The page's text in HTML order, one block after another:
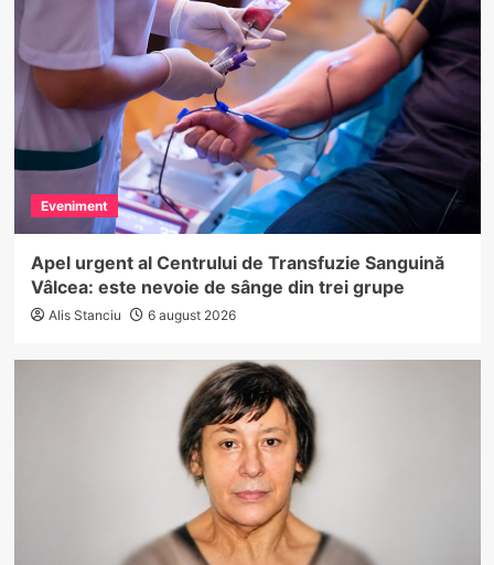
Eveniment
Apel urgent al Centrului de Transfuzie Sanguină
Vâlcea: este nevoie de sânge din trei grupe
Alis Stanciu 6 august 2026